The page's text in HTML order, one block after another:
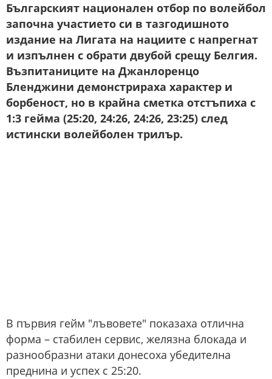
Българският национален отбор по волейбол
започна участието си в тазгодишното
издание на Лигата на нациите с напрегнат
и изпълнен с обрати двубой срещу Белгия.
Възпитаниците на Джанлоренцо
Бленджини демонстрираха характер и
борбеност, но в крайна сметка отстъпиха с
1:3 гейма (25:20, 24:26, 24:26, 23:25) след
истински волейболен трилър.
В първия гейм "лъвовете" показаха отлична
форма – стабилен сервис, желязна блокада и
разнообразни атаки донесоха убедителна
преднина и успех с 25:20.